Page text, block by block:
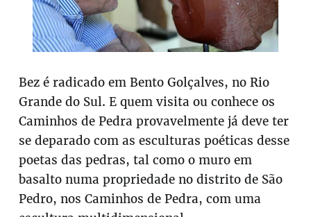
Bez é radicado em Bento Golçalves, no Rio
Grande do Sul. E quem visita ou conhece os
Caminhos de Pedra provavelmente já deve ter
se deparado com as esculturas poéticas desse
poetas das pedras, tal como o muro em
basalto numa propriedade no distrito de São
Pedro, nos Caminhos de Pedra, com uma